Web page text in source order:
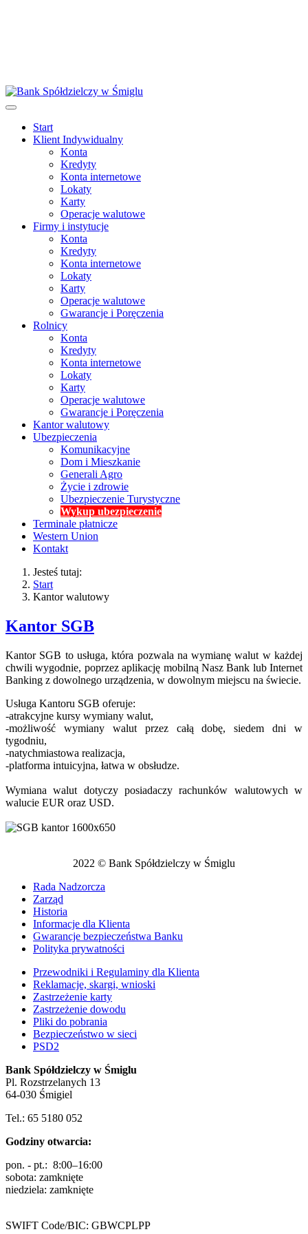
Start
Klient Indywidualny
Konta
Kredyty
Konta internetowe
Lokaty
Karty
Operacje walutowe
Firmy i instytucje
Konta
Kredyty
Konta internetowe
Lokaty
Karty
Operacje walutowe
Gwarancje i Poręczenia
Rolnicy
Konta
Kredyty
Konta internetowe
Lokaty
Karty
Operacje walutowe
Gwarancje i Poręczenia
Kantor walutowy
Ubezpieczenia
Komunikacyjne
Dom i Mieszkanie
Generali Agro
Życie i zdrowie
Ubezpieczenie Turystyczne
Wykup ubezpieczenie
Terminale płatnicze
Western Union
Kontakt
Jesteś tutaj:
Start
Kantor walutowy
Kantor SGB
Kantor SGB to usługa, która pozwala na wymianę walut w każdej
chwili wygodnie, poprzez aplikację mobilną Nasz Bank lub Internet
Banking z dowolnego urządzenia, w dowolnym miejscu na świecie.
Usługa Kantoru SGB oferuje:
-atrakcyjne kursy wymiany walut,
-możliwość wymiany walut przez całą dobę, siedem dni w
tygodniu,
-natychmiastowa realizacja,
-platforma intuicyjna, łatwa w obsłudze.
Wymiana walut dotyczy posiadaczy rachunków walutowych w
walucie EUR oraz USD.
2022 © Bank Spółdzielczy w Śmiglu
Rada Nadzorcza
Zarząd
Historia
Informacje dla Klienta
Gwarancje bezpieczeństwa Banku
Polityka prywatności
Przewodniki i Regulaminy dla Klienta
Reklamacje, skargi, wnioski
Zastrzeżenie karty
Zastrzeżenie dowodu
Pliki do pobrania
Bezpieczeństwo w sieci
PSD2
Bank Spółdzielczy w Śmiglu
Pl. Rozstrzelanych 13
64-030 Śmigiel
Tel.: 65 5180 052
Godziny otwarcia:
pon. - pt.: 8:00–16:00
sobota: zamknięte
niedziela: zamknięte
SWIFT Code/BIC: GBWCPLPP